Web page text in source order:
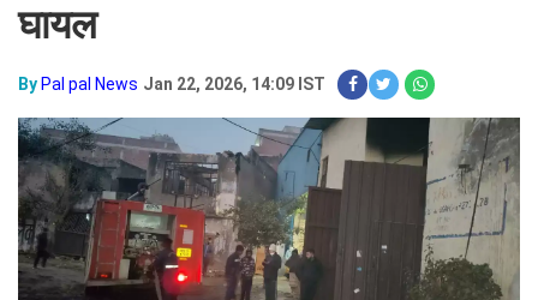
घायल
By Pal pal News Jan 22, 2026, 14:09 IST